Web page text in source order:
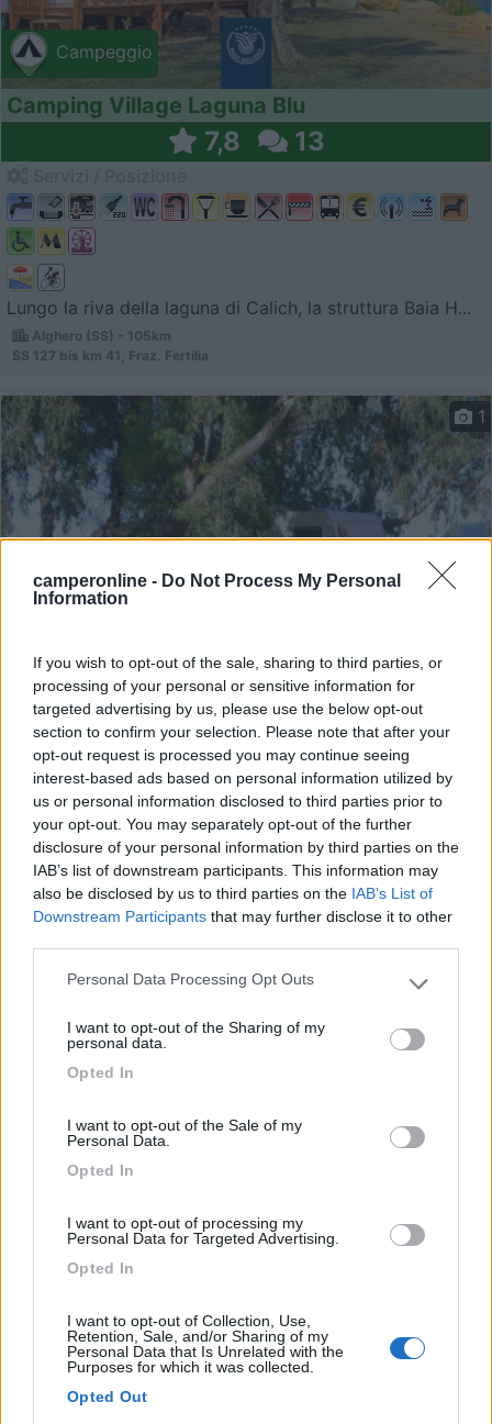
camperonline - Do Not Process My Personal
Information
If you wish to opt-out of the sale, sharing to third parties, or
processing of your personal or sensitive information for
targeted advertising by us, please use the below opt-out
section to confirm your selection. Please note that after your
opt-out request is processed you may continue seeing
interest-based ads based on personal information utilized by
us or personal information disclosed to third parties prior to
your opt-out. You may separately opt-out of the further
disclosure of your personal information by third parties on the
IAB’s list of downstream participants. This information may
also be disclosed by us to third parties on the IAB’s List of
Downstream Participants that may further disclose it to other
Please note that this website/app uses one or more Google
not limited to your visit or usage behaviour. You may click to
grant or deny consent to Google and its third-party tags to
use your data for below specified purposes in below Google
Personal Data Processing Opt Outs
I want to opt-out of the Sharing of my
personal data.
Opted In
I want to opt-out of the Sale of my
Personal Data.
Opted In
I want to opt-out of processing my
Personal Data for Targeted Advertising.
Opted In
I want to opt-out of Collection, Use,
Retention, Sale, and/or Sharing of my
Personal Data that Is Unrelated with the
Purposes for which it was collected.
Opted Out
Campeggio
Camping Village Laguna Blu
7,8 13
Lungo la riva della laguna di Calich, la struttura Baia H...
Alghero (SS) - 105km
SS 127 bis km 41, Fraz. Fertilia
Campeggio
1
Camping Cala d'Ambra
7,2 20
Servizi / Posizione
Nella costa nord-orientale della Sardegna, a circa 800
San Teodoro (NU) - 115.3km
Campeggio